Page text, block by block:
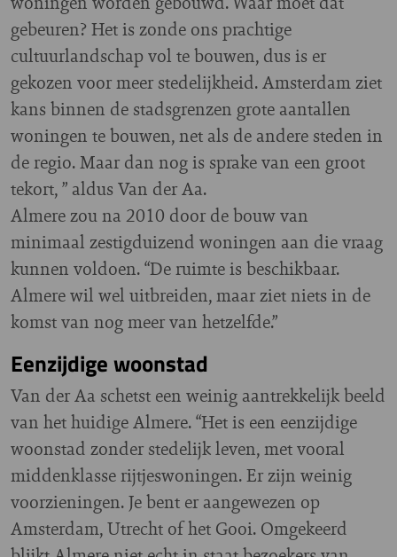
gebeuren? Het is zonde ons prachtige
cultuurlandschap vol te bouwen, dus is er
gekozen voor meer stedelijkheid. Amsterdam ziet
kans binnen de stadsgrenzen grote aantallen
woningen te bouwen, net als de andere steden in
de regio. Maar dan nog is sprake van een groot
tekort, ” aldus Van der Aa.
Almere zou na 2010 door de bouw van
minimaal zestigduizend woningen aan die vraag
kunnen voldoen. “De ruimte is beschikbaar.
Almere wil wel uitbreiden, maar ziet niets in de
komst van nog meer van hetzelfde.”
Eenzijdige woonstad
Van der Aa schetst een weinig aantrekkelijk beeld
van het huidige Almere. “Het is een eenzijdige
woonstad zonder stedelijk leven, met vooral
middenklasse rijtjeswoningen. Er zijn weinig
voorzieningen. Je bent er aangewezen op
Amsterdam, Utrecht of het Gooi. Omgekeerd